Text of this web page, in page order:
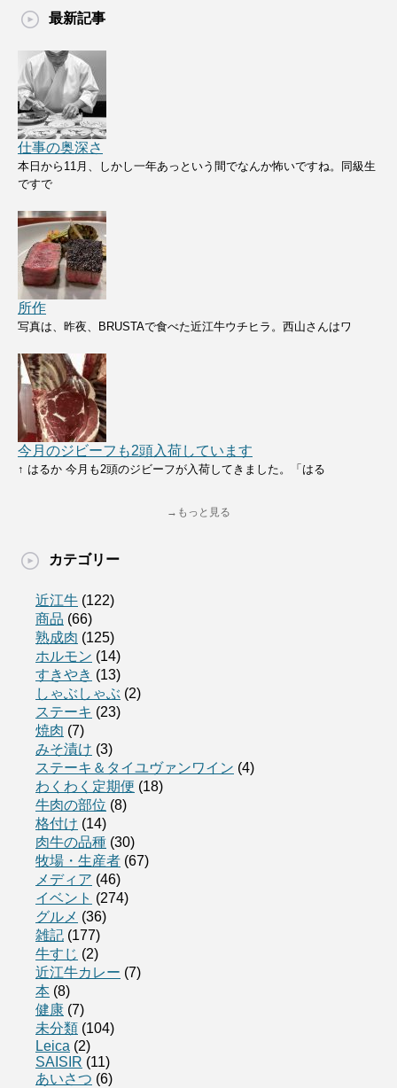
最新記事
仕事の奥深さ
本日から11月、しかし一年あっという間でなんか怖いですね。同級生
ですで
所作
写真は、昨夜、BRUSTAで食べた近江牛ウチヒラ。西山さんはワ
今月のジビーフも2頭入荷しています
↑ はるか 今月も2頭のジビーフが入荷してきました。「はる
→もっと見る
カテゴリー
近江牛 (122)
商品 (66)
熟成肉 (125)
ホルモン (14)
すきやき (13)
しゃぶしゃぶ (2)
ステーキ (23)
焼肉 (7)
みそ漬け (3)
ステーキ＆タイユヴァンワイン (4)
わくわく定期便 (18)
牛肉の部位 (8)
格付け (14)
肉牛の品種 (30)
牧場・生産者 (67)
メディア (46)
イベント (274)
グルメ (36)
雑記 (177)
牛すじ (2)
近江牛カレー (7)
本 (8)
健康 (7)
未分類 (104)
Leica (2)
SAISIR (11)
あいさつ (6)